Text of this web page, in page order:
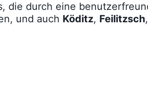
die durch eine
und auch Köditz, Feilitzsch,